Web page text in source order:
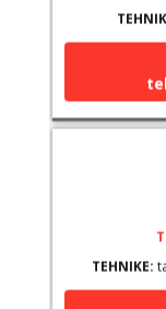
TEHNIKE: